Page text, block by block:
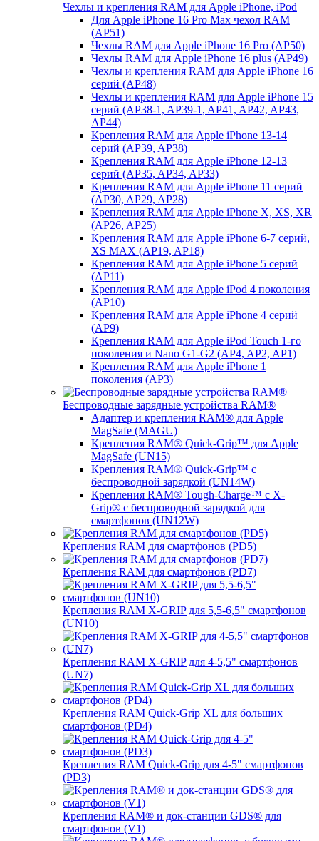
Чехлы и крепления RAM для Apple iPhone, iPod
Для Apple iPhone 16 Pro Max чехол RAM
(AP51)
Чехлы RAM для Apple iPhone 16 Pro (AP50)
Чехлы RAM для Apple iPhone 16 plus (AP49)
Чехлы и крепления RAM для Apple iPhone 16
серий (AP48)
Чехлы и крепления RAM для Apple iPhone 15
серий (AP38-1, AP39-1, AP41, AP42, AP43,
AP44)
Крепления RAM для Apple iPhone 13-14
серий (AP39, AP38)
Крепления RAM для Apple iPhone 12-13
серий (AP35, AP34, AP33)
Крепления RAM для Apple iPhone 11 серий
(AP30, AP29, AP28)
Крепления RAM для Apple iPhone X, XS, XR
(AP26, AP25)
Крепления RAM для Apple iPhone 6-7 серий,
XS MAX (AP19, AP18)
Крепления RAM для Apple iPhone 5 серий
(AP11)
Крепления RAM для Apple iPod 4 поколения
(AP10)
Крепления RAM для Apple iPhone 4 серий
(AP9)
Крепления RAM для Apple iPod Touch 1-го
поколения и Nano G1-G2 (AP4, AP2, AP1)
Крепления RAM для Apple iPhone 1
поколения (AP3)
Беспроводные зарядные устройства RAM®
Адаптер и крепления RAM® для Apple
MagSafe (MAGU)
Крепления RAM® Quick-Grip™ для Apple
MagSafe (UN15)
Крепления RAM® Quick-Grip™ с
беспроводной зарядкой (UN14W)
Крепления RAM® Tough-Charge™ с X-
Grip® с беспроводной зарядкой для
смартфонов (UN12W)
Крепления RAM для смартфонов (PD5)
Крепления RAM для смартфонов (PD7)
Крепления RAM X-GRIP для 5,5-6,5" смартфонов
(UN10)
Крепления RAM X-GRIP для 4-5,5" смартфонов
(UN7)
Крепления RAM Quick-Grip XL для больших
смартфонов (PD4)
Крепления RAM Quick-Grip для 4-5" смартфонов
(PD3)
Крепления RAM® и док-станции GDS® для
смартфонов (V1)